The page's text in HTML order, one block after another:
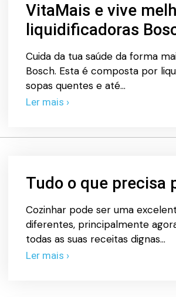
VitaMais e vive
liquidificadoras
Cuida da tua saúde da forma
Bosch. Esta é composta por
sopas quentes e até…
Ler mais ›
Tudo o que precisa
Cozinhar pode ser uma
diferentes, principalmente
todas as suas receitas dignas…
Ler mais ›